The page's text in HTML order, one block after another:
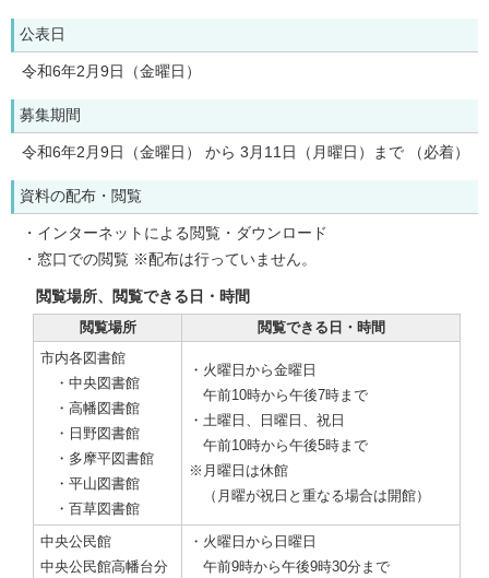
公表日
令和6年2月9日（金曜日）
募集期間
令和6年2月9日（金曜日） から 3月11日（月曜日）まで （必着）
資料の配布・閲覧
・インターネットによる閲覧・ダウンロード
・窓口での閲覧 ※配布は行っていません。
閲覧場所、閲覧できる日・時間
閲覧場所
閲覧できる日・時間
市内各図書館
・中央図書館
・高幡図書館
・日野図書館
・多摩平図書館
・平山図書館
・百草図書館
・火曜日から金曜日
午前10時から午後7時まで
・土曜日、日曜日、祝日
午前10時から午後5時まで
※月曜日は休館
（月曜が祝日と重なる場合は開館）
中央公民館
中央公民館高幡台分
・火曜日から日曜日
午前9時から午後9時30分まで